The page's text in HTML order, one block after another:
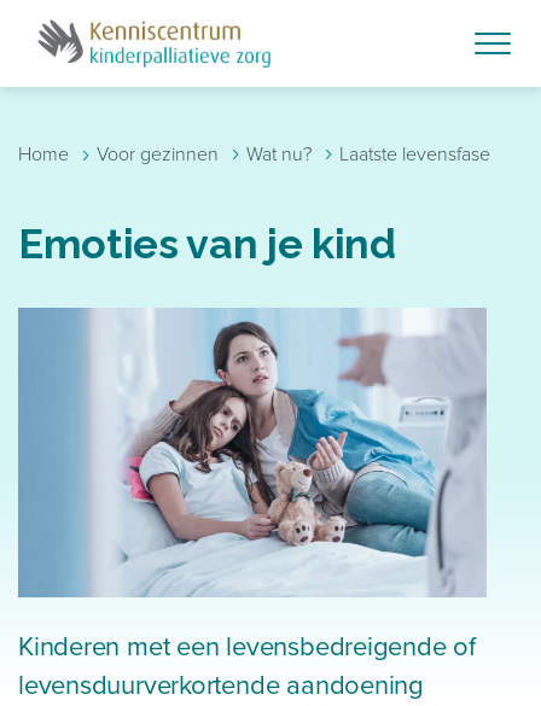
Skip to main content
Home › Voor gezinnen › Wat nu? › Laatste levensfase
Emoties van je kind
Kinderen met een levensbedreigende of
levensduurverkortende aandoening